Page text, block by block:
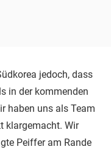
jedoch, dass
in der kommenden
haben uns als Team
klargemacht. Wir
Peiffer am Rande